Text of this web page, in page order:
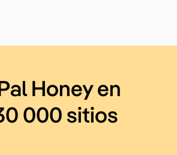
Honey en
000 sitios